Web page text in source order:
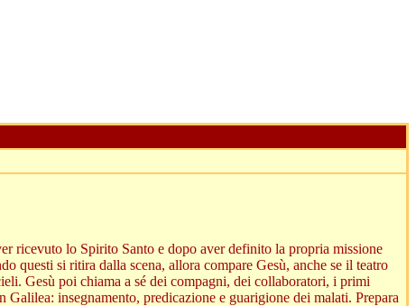
ricevuto lo Spirito Santo e dopo aver definito la propria missione
questi si ritira dalla scena, allora compare Gesù, anche se il teatro
Gesù poi chiama a sé dei compagni, dei collaboratori, i primi
insegnamento, predicazione e guarigione dei malati. Prepara